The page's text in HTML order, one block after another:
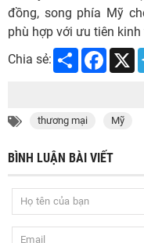
đồng, song phía Mỹ
phù hợp với ưu tiên
Chia sẻ:
Share X
thương mại Mỹ
BÌNH LUẬN BÀI VIẾT